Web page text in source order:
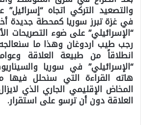
والتصعيد التركي اتجاه
في غزة تبرز سوريا كمحطة جديدة
“الإسرائيلي” على ضوء التصريحات
رجب طيب اردوغان وهذا ما
انطلاقاً من طبيعة العلاقة
“الإسرائيلي” في سوريا
هاته القراءة التي سنحلل
المخاض الإقليمي الجاري الذي
العلاقة دون أن ترسو على استقرار.